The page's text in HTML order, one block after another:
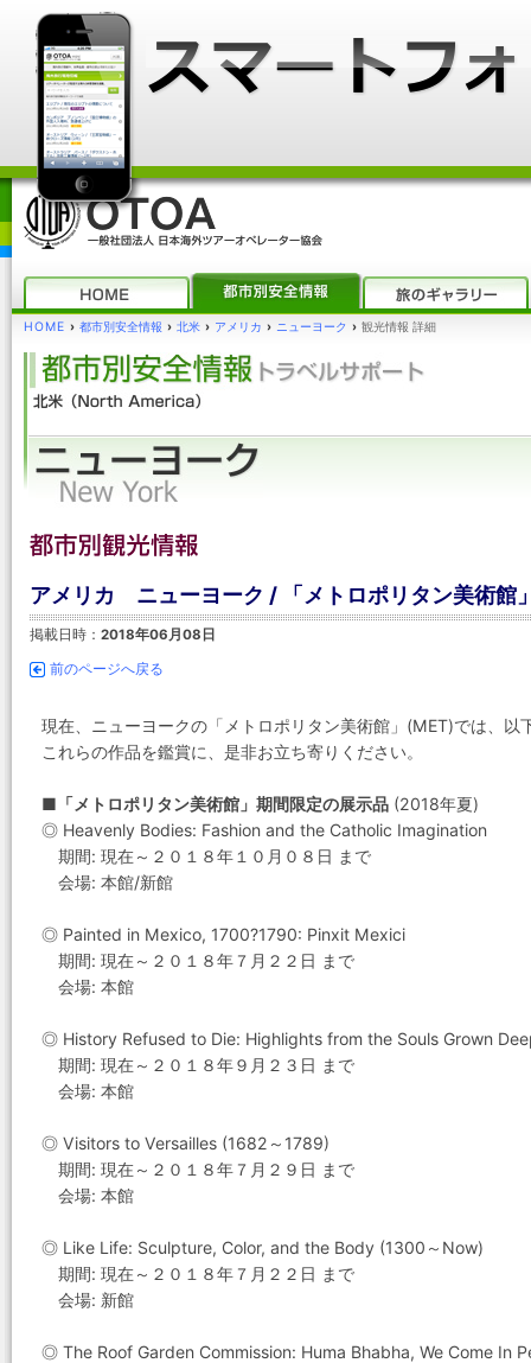
HOME › 都市別安全情報 › 北米 › アメリカ › ニューヨーク › 観光情報 詳細
アメリカ ニューヨーク / 「メトロポリタン美術館
掲載日時： 2018年06月08日
前のページへ戻る
現在、ニューヨークの「メトロポリタン美術館」(MET)では、以
これらの作品を鑑賞に、是非お立ち寄りください。
■「メトロポリタン美術館」期間限定の展示品 (2018年夏)
◎ Heavenly Bodies: Fashion and the Catholic Imagination
期間: 現在～２０１８年１０月０８日 まで
会場: 本館/新館
◎ Painted in Mexico, 1700?1790: Pinxit Mexici
期間: 現在～２０１８年７月２２日 まで
会場: 本館
◎ History Refused to Die: Highlights from the Souls Grown
期間: 現在～２０１８年９月２３日 まで
会場: 本館
◎ Visitors to Versailles (1682～1789)
期間: 現在～２０１８年７月２９日 まで
会場: 本館
◎ Like Life: Sculpture, Color, and the Body (1300～Now)
期間: 現在～２０１８年７月２２日 まで
会場: 新館
◎ The Roof Garden Commission: Huma Bhabha, We Come In